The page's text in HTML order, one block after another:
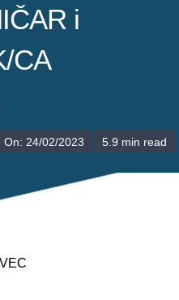
i
CA
On: 24/02/2023 5.9 min read